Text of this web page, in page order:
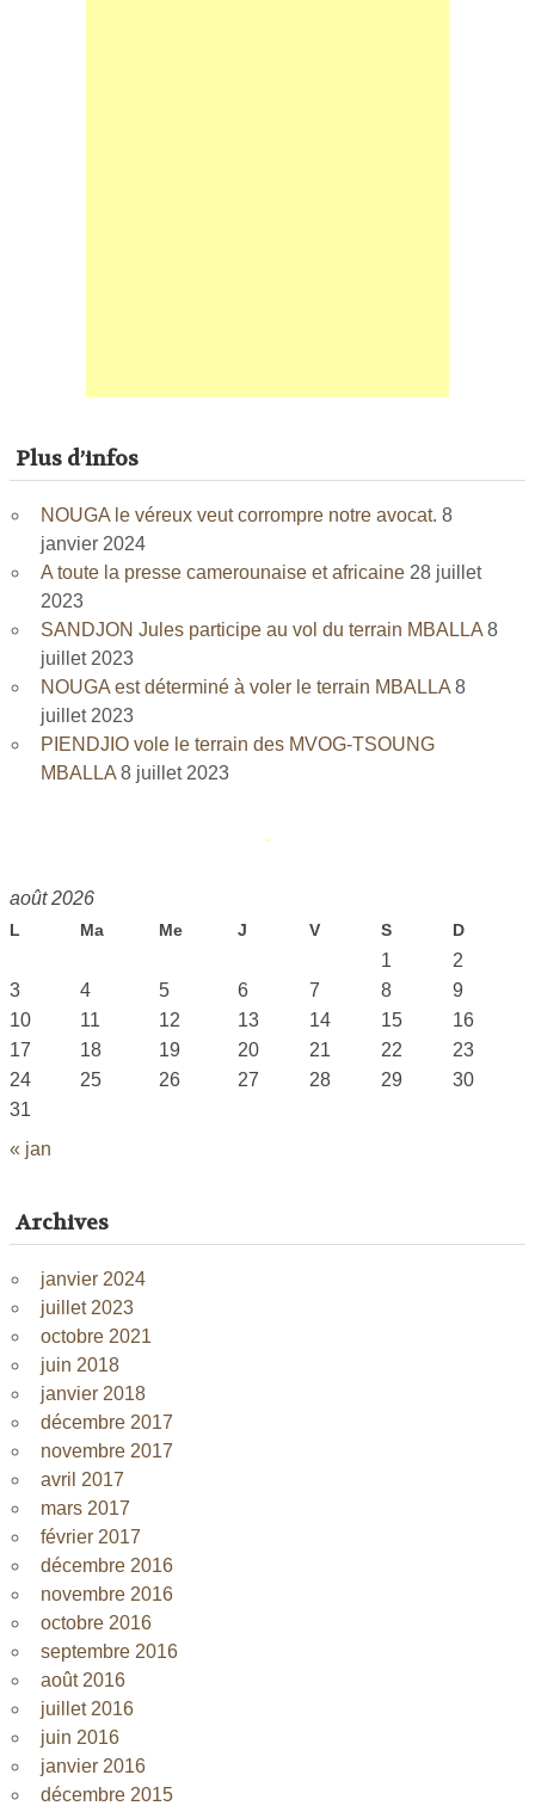
Plus d’infos
NOUGA le véreux veut corrompre notre avocat. 8
janvier 2024
A toute la presse camerounaise et africaine 28 juillet
2023
SANDJON Jules participe au vol du terrain MBALLA 8
juillet 2023
NOUGA est déterminé à voler le terrain MBALLA 8
juillet 2023
PIENDJIO vole le terrain des MVOG-TSOUNG
MBALLA 8 juillet 2023
août 2026
L Ma Me J V S D
« jan
1
2
3
4 5 6 7 8
9
10
11 12 13 14 15
16
17
18 19 20 21 22
23
24
25 26 27 28 29
30
31
Archives
janvier 2024
juillet 2023
octobre 2021
juin 2018
janvier 2018
décembre 2017
novembre 2017
avril 2017
mars 2017
février 2017
décembre 2016
novembre 2016
octobre 2016
septembre 2016
août 2016
juillet 2016
juin 2016
janvier 2016
décembre 2015